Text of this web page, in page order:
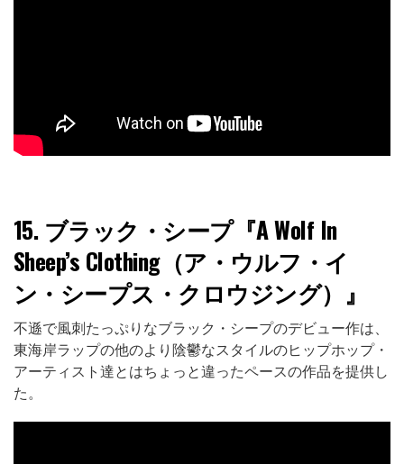
15. ブラック・シープ『A Wolf In
Sheep’s Clothing（ア・ウルフ・イ
ン・シープス・クロウジング）』
不遜で風刺たっぷりなブラック・シープのデビュー作は、
東海岸ラップの他のより陰鬱なスタイルのヒップホップ・
アーティスト達とはちょっと違ったペースの作品を提供し
た。